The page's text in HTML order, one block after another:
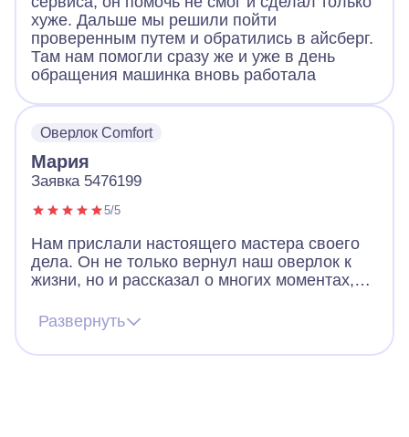
хуже. Дальше мы решили пойти
проверенным путем и обратились в айсберг.
Там нам помогли сразу же и уже в день
обращения машинка вновь работала
Оверлок Comfort
Мария
Заявка 5476199
5/5
Нам прислали настоящего мастера своего
дела. Он не только вернул наш оверлок к
жизни, но и рассказал о многих моментах,
нашей моделью. Во время ремонта
выяснилось, что деталь нужно заменить –
она не подлежит восстановлению. Деталь
Развернуть